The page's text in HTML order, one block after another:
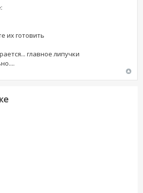
их готовить
главное липучки